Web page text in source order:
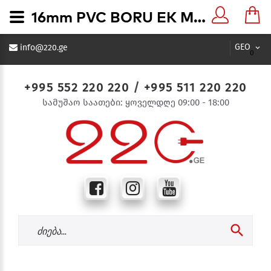
GEO
0
info@220.ge
+995 552 220 220 / +995 511 220 220
სამუშაო საათები: ყოველდღე 09:00 - 18:00
16mm PVC BORU EK MUF 16მმ მყარი მილის სწორი გადაბმა - 220.ge